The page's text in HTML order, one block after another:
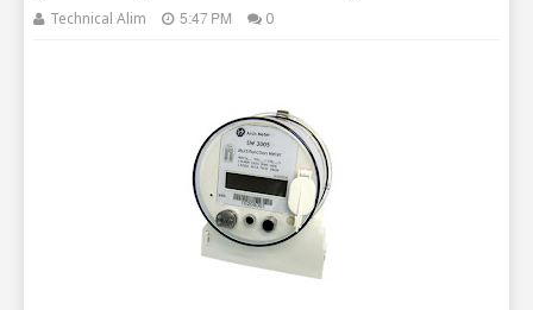
Technical Alim 5:47 PM 0